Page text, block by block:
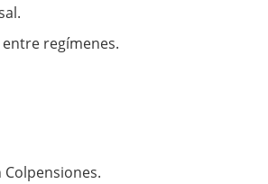
regímenes.